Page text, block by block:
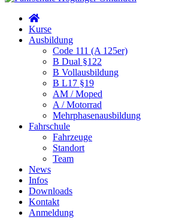
Kurse
Ausbildung
Code 111 (A 125er)
B Dual §122
B Vollausbildung
B L17 §19
AM / Moped
A / Motorrad
Mehrphasenausbildung
Fahrschule
Fahrzeuge
Standort
Team
News
Infos
Downloads
Kontakt
Anmeldung